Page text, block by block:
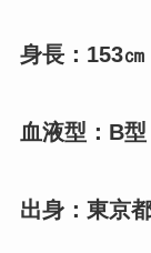
身長：153㎝
血液型：B型
出身：東京